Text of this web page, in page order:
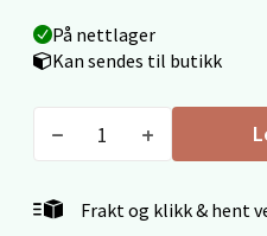
På nettlager
Kan sendes til butikk
Frakt og klikk & hent
Ålesund - Thon
Åpent i dag 10-18